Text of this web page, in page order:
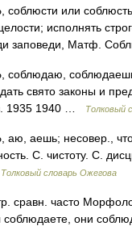
или соблюсть
исполнять
заповеди, Матф.
соблюдаешь,
свято законы и
1935 1940 …
Толковый
аешь; несовер., что.
С. чистоту. С.
Толковый словарь Ожегова
сравн. часто
они